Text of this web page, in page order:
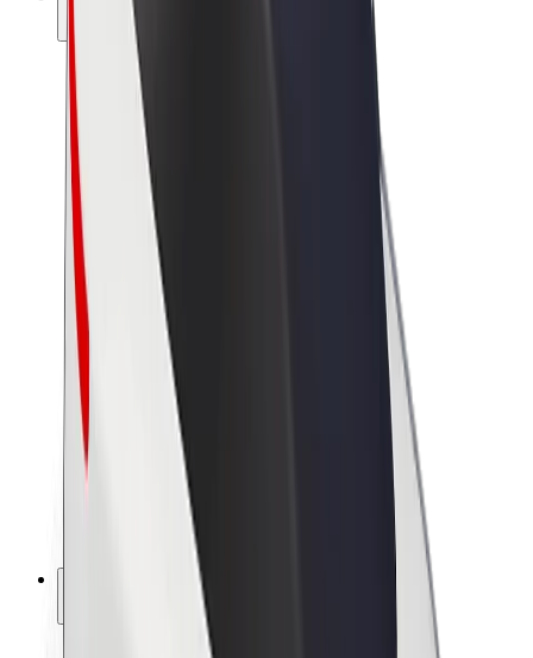
Trabajá con nosotros
Acerca de Bolt
Sostenibilidad en Bolt
Project Zero
Sala de prensa
Directrices de la marca
Relación con inversores
Liderazgo
Fondo Urbano
Seguridad para usuarios